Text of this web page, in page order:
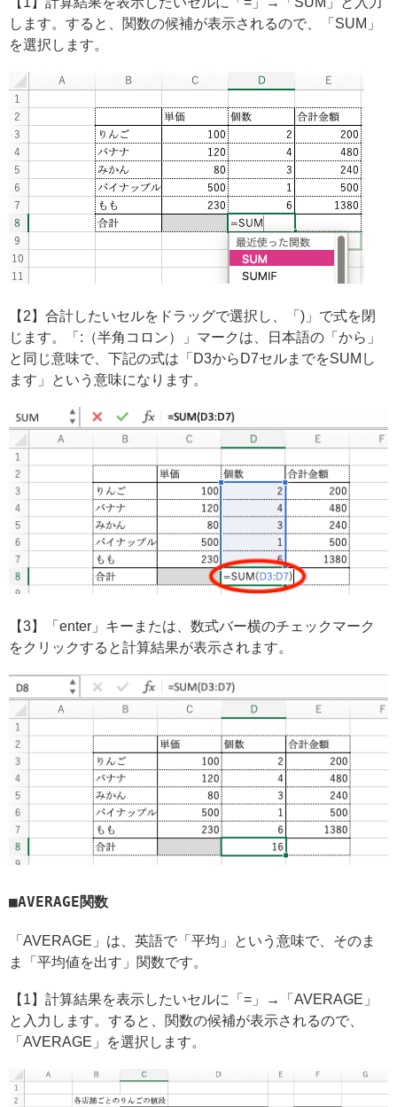
します。すると、関数の候補が表示されるので、「SUM」
を選択します。
【2】合計したいセルをドラッグで選択し、「)」で式を閉
じます。「:（半角コロン）」マークは、日本語の「から」
と同じ意味で、下記の式は「D3からD7セルまでをSUMし
ます」という意味になります。
【3】「enter」キーまたは、数式バー横のチェックマーク
をクリックすると計算結果が表示されます。
AVERAGE関数
「AVERAGE」は、英語で「平均」という意味で、そのま
ま「平均値を出す」関数です。
【1】計算結果を表示したいセルに「=」→「AVERAGE」
と入力します。すると、関数の候補が表示されるので、
「AVERAGE」を選択します。